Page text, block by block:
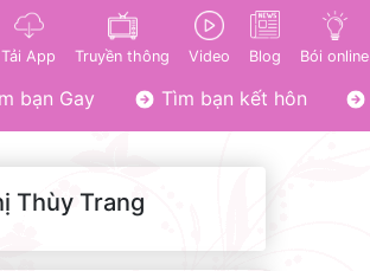
Tải App Truyền thông Video Blog Bói online
bạn Gay Tìm bạn kết hôn
Thùy Trang